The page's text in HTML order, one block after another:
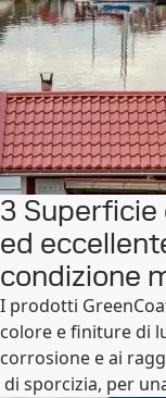
3
ed
condizione
I prodotti
colore e finiture di
corrosione e ai
di sporcizia, per